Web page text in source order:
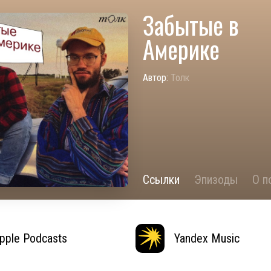
Забытые в
Америке
Автор: Толк
Ссылки Эпизоды О
Podcasts Yandex Music